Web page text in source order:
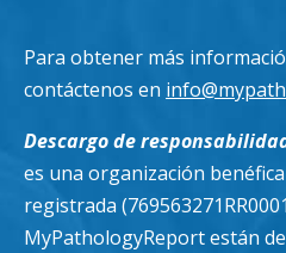
Para obtener más
contáctenos en
Descargo de
es una organización
registrada
MyPathologyReport están